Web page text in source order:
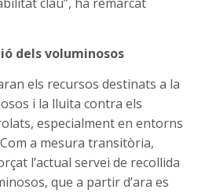
dels voluminosos
els recursos destinats a la
i la lluita contra els
especialment en entorns
a mesura transitòria,
l’actual servei de recollida
que a partir d’ara es